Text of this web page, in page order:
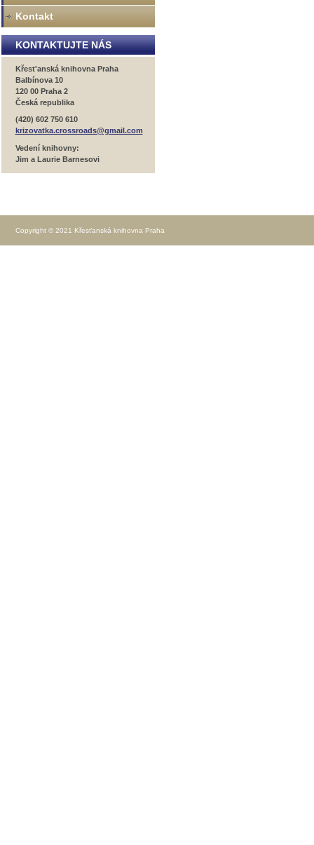
Kontakt
KONTAKTUJTE NÁS
Křest'anská knihovna Praha
Balbínova 10
120 00 Praha 2
Česká republika
(420) 602 750 610
krizovatka.crossroads@gmail.com
Vedení knihovny:
Jim a Laurie Barnesovi
Copyright © 2021 Křesťanská knihovna Praha